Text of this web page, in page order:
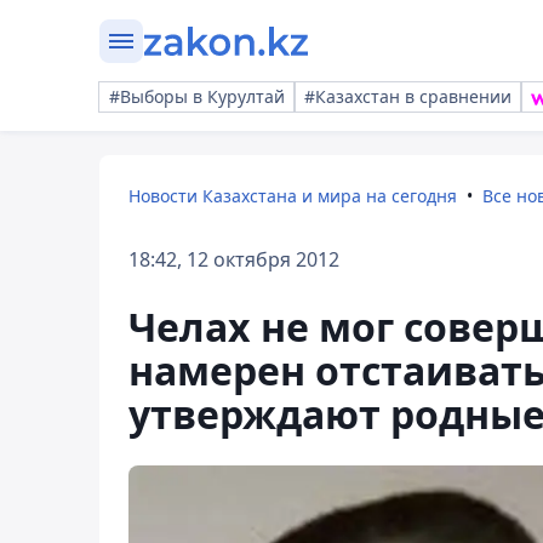
#Выборы в Курултай #Казахстан в сравнении
Новости Казахстана и мира на сегодня Все
18:42, 12 октября 2012
Челах не мог
намерен
утверждают